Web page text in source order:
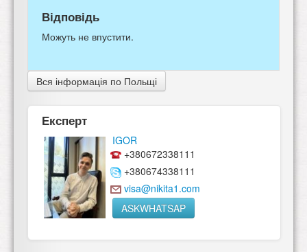
Відповідь
Можуть не впустити.
Вся інформація по Польщі
Експерт
IGOR
+380672338111
+380674338111
visa@nikita1.com
ASKWHATSAP